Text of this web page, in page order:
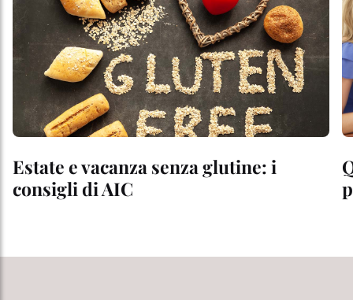
Estate e vacanza senza glutine: i
consigli di AIC